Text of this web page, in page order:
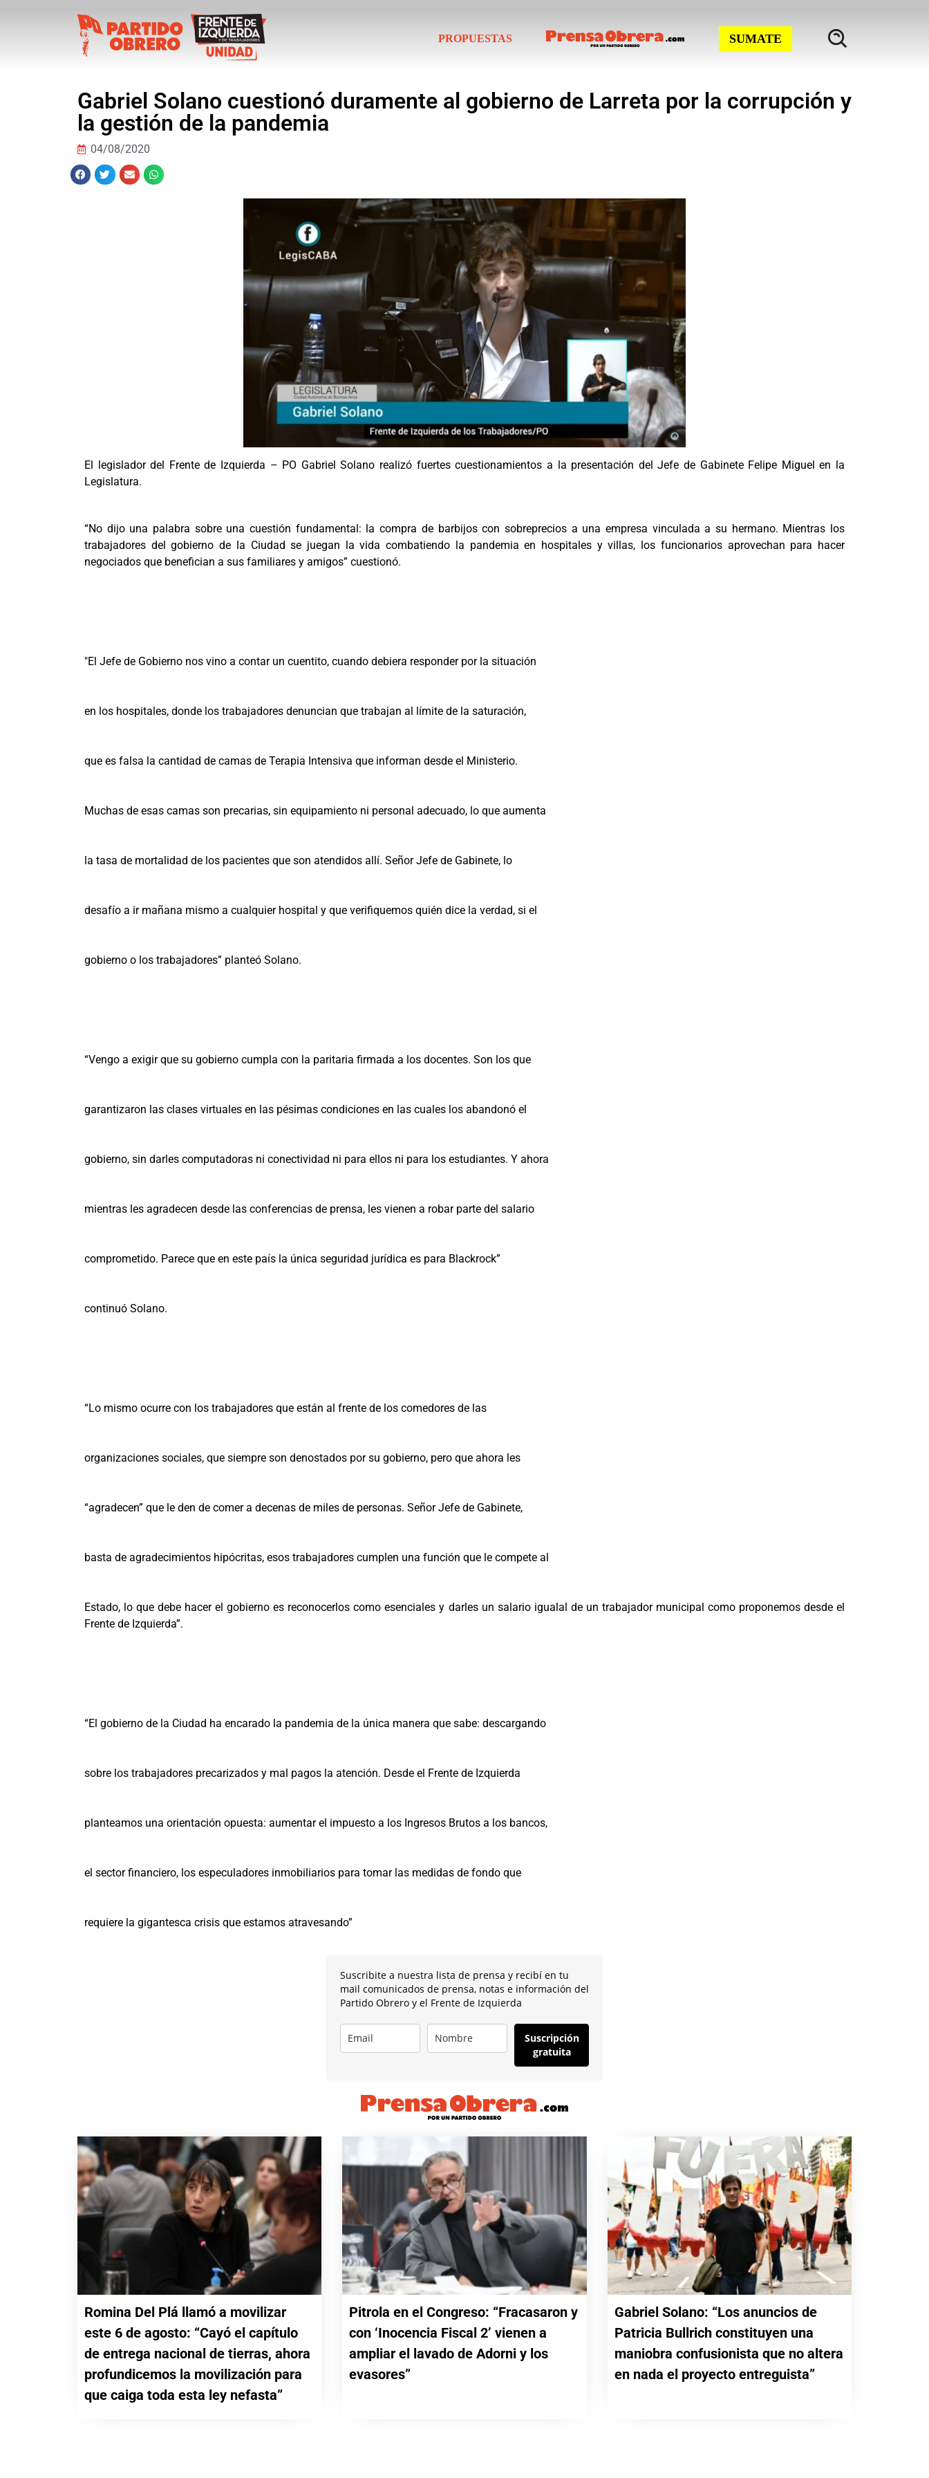
PROPUESTAS SUMATE
Gabriel Solano cuestionó duramente al gobierno de Larreta por la corrupción y
la gestión de la pandemia
04/08/2020
El legislador del Frente de Izquierda – PO Gabriel Solano realizó fuertes cuestionamientos a la presentación del Jefe de Gabinete Felipe Miguel en la
Legislatura.
“No dijo una palabra sobre una cuestión fundamental: la compra de barbijos con sobreprecios a una empresa vinculada a su hermano. Mientras los
trabajadores del gobierno de la Ciudad se juegan la vida combatiendo la pandemia en hospitales y villas, los funcionarios aprovechan para hacer
negociados que benefician a sus familiares y amigos” cuestionó.
"El Jefe de Gobierno nos vino a contar un cuentito, cuando debiera responder por la situación
en los hospitales, donde los trabajadores denuncian que trabajan al límite de la saturación,
que es falsa la cantidad de camas de Terapia Intensiva que informan desde el Ministerio.
Muchas de esas camas son precarias, sin equipamiento ni personal adecuado, lo que aumenta
la tasa de mortalidad de los pacientes que son atendidos allí. Señor Jefe de Gabinete, lo
desafío a ir mañana mismo a cualquier hospital y que verifiquemos quién dice la verdad, si el
gobierno o los trabajadores” planteó Solano.
“Vengo a exigir que su gobierno cumpla con la paritaria firmada a los docentes. Son los que
garantizaron las clases virtuales en las pésimas condiciones en las cuales los abandonó el
gobierno, sin darles computadoras ni conectividad ni para ellos ni para los estudiantes. Y ahora
mientras les agradecen desde las conferencias de prensa, les vienen a robar parte del salario
comprometido. Parece que en este país la única seguridad jurídica es para Blackrock”
continuó Solano.
“Lo mismo ocurre con los trabajadores que están al frente de los comedores de las
organizaciones sociales, que siempre son denostados por su gobierno, pero que ahora les
“agradecen” que le den de comer a decenas de miles de personas. Señor Jefe de Gabinete,
basta de agradecimientos hipócritas, esos trabajadores cumplen una función que le compete al
Estado, lo que debe hacer el gobierno es reconocerlos como esenciales y darles un salario igualal de un trabajador municipal como proponemos desde el
Frente de Izquierda”.
“El gobierno de la Ciudad ha encarado la pandemia de la única manera que sabe: descargando
sobre los trabajadores precarizados y mal pagos la atención. Desde el Frente de Izquierda
planteamos una orientación opuesta: aumentar el impuesto a los Ingresos Brutos a los bancos,
el sector financiero, los especuladores inmobiliarios para tomar las medidas de fondo que
requiere la gigantesca crisis que estamos atravesando”
Suscribite a nuestra lista de prensa y recibí en tu
mail comunicados de prensa, notas e información del
Partido Obrero y el Frente de Izquierda
Suscripción
gratuita
Romina Del Plá llamó a movilizar
este 6 de agosto: “Cayó el capítulo
de entrega nacional de tierras, ahora
profundicemos la movilización para
que caiga toda esta ley nefasta”
Pitrola en el Congreso: “Fracasaron y
con ‘Inocencia Fiscal 2’ vienen a
ampliar el lavado de Adorni y los
evasores”
Gabriel Solano: “Los anuncios de
Patricia Bullrich constituyen una
maniobra confusionista que no altera
en nada el proyecto entreguista”